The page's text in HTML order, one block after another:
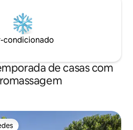
condicionado
de casas com